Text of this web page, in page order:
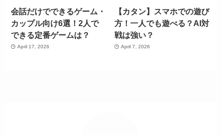
会話だけでできるゲーム・
カップル向け6選！2人で
できる定番ゲームは？
April 17, 2026
【カタン】スマホでの遊び
方！一人でも遊べる？AI対
戦は強い？
April 7, 2026